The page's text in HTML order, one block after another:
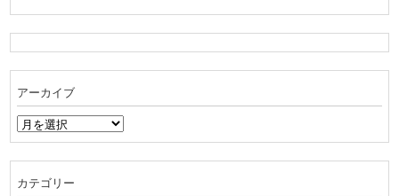
アーカイブ
ア
ー
ブ
カテゴリー